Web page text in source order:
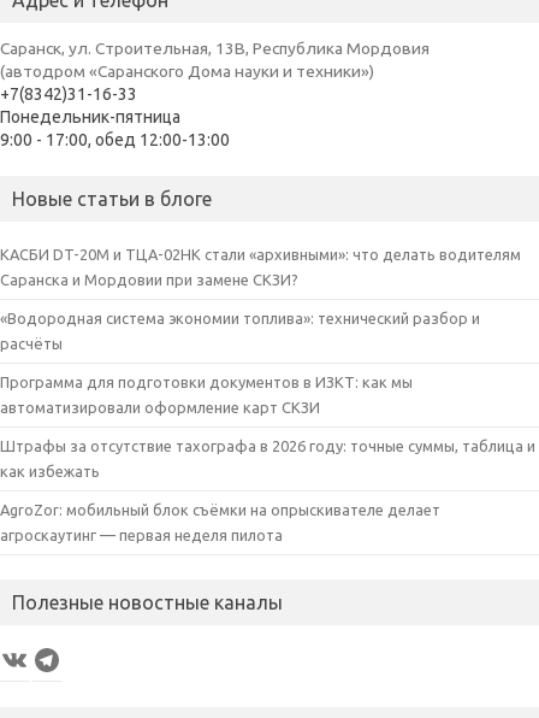
Саранск, ул. Строительная, 13В, Республика Мордовия
(автодром «Саранского Дома науки и техники»)
+7(8342)31-16-33
Понедельник-пятница
9:00 - 17:00, обед 12:00-13:00
Новые статьи в блоге
КАСБИ DT-20M и ТЦА-02НК стали «архивными»: что делать водителям
Саранска и Мордовии при замене СКЗИ?
«Водородная система экономии топлива»: технический разбор и
расчёты
Программа для подготовки документов в ИЗКТ: как мы
автоматизировали оформление карт СКЗИ
Штрафы за отсутствие тахографа в 2026 году: точные суммы, таблица и
как избежать
AgroZor: мобильный блок съёмки на опрыскивателе делает
агроскаутинг — первая неделя пилота
Полезные новостные каналы
VK Telegram